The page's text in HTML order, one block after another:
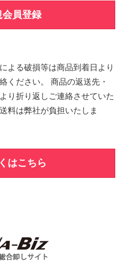
会員登録
よる破損等は商品到着日より
ください。 商品の返送先・
り折り返しご連絡させていた
料は弊社が負担いたしま
はこちら